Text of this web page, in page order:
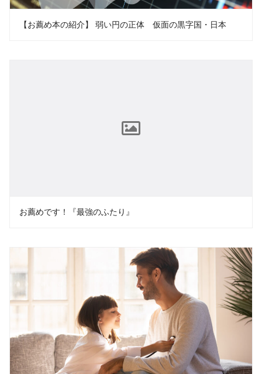
【お薦め本の紹介】 弱い円の正体 仮面の黒字国・日本
お薦めです！『最強のふたり』